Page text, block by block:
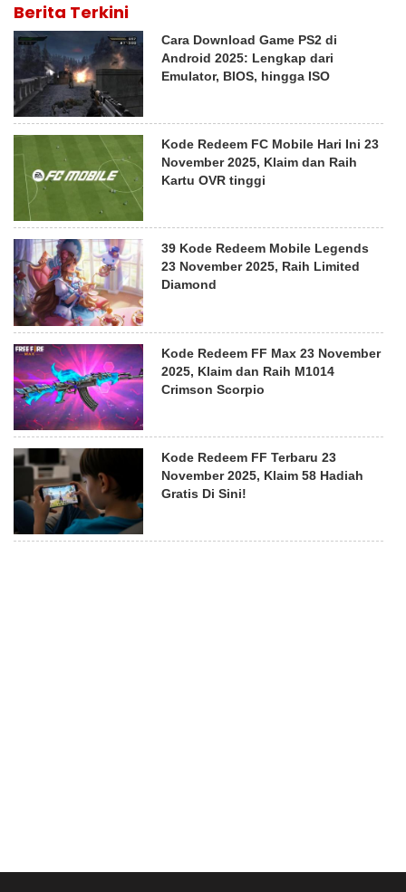
Berita Terkini
Cara Download Game PS2 di
Android 2025: Lengkap dari
Emulator, BIOS, hingga ISO
Kode Redeem FC Mobile Hari Ini 23
November 2025, Klaim dan Raih
Kartu OVR tinggi
39 Kode Redeem Mobile Legends
23 November 2025, Raih Limited
Diamond
Kode Redeem FF Max 23 November
2025, Klaim dan Raih M1014
Crimson Scorpio
Kode Redeem FF Terbaru 23
November 2025, Klaim 58 Hadiah
Gratis Di Sini!